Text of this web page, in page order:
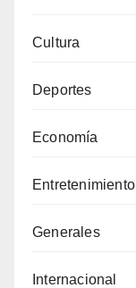
Cultura
Deportes
Economía
Entretenimiento
Generales
Internacional